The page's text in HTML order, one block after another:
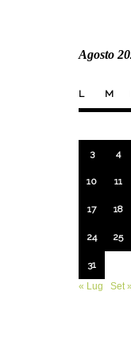
Agosto
L M
3 4
10 11
17 18
24 25
31
« Lug
Set »